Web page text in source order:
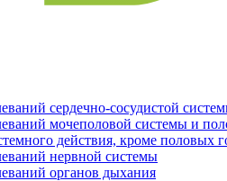
сердечно-сосудистой
мочеполовой системы и
действия, кроме половых
нервной системы
органов дыхания